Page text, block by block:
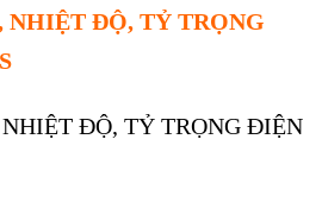
ĐỘ, TỶ TRỌNG
ĐỘ, TỶ TRỌNG ĐIỆN